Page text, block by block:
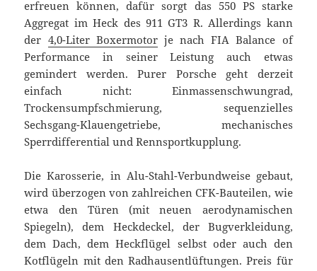
erfreuen können, dafür sorgt das 550 PS starke
Aggregat im Heck des 911 GT3 R. Allerdings kann
der 4,0-Liter Boxermotorje nach FIA Balance of
Performance in seiner Leistung auch etwas
gemindert werden. Purer Porsche geht derzeit
einfach nicht: Einmassenschwungrad,
Trockensumpfschmierung, sequenzielles
Sechsgang-Klauengetriebe, mechanisches
Sperrdifferential und Rennsportkupplung.
Die Karosserie, in Alu-Stahl-Verbundweise gebaut,
wird überzogen von zahlreichen CFK-Bauteilen, wie
etwa den Türen (mit neuen aerodynamischen
Spiegeln), dem Heckdeckel, der Bugverkleidung,
dem Dach, dem Heckflügel selbst oder auch den
Kotflügeln mit den Radhausentlüftungen. Preis für